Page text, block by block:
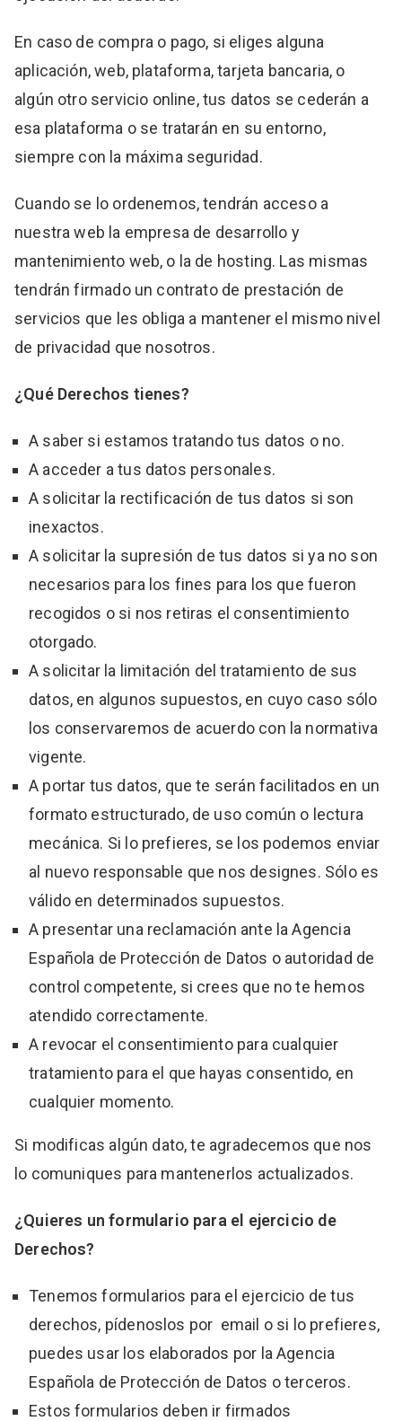
En caso de compra o pago, si eliges alguna
aplicación, web, plataforma, tarjeta bancaria, o
algún otro servicio online, tus datos se cederán a
esa plataforma o se tratarán en su entorno,
siempre con la máxima seguridad.
Cuando se lo ordenemos, tendrán acceso a
nuestra web la empresa de desarrollo y
mantenimiento web, o la de hosting. Las mismas
tendrán firmado un contrato de prestación de
servicios que les obliga a mantener el mismo nivel
de privacidad que nosotros.
¿Qué Derechos tienes?
A saber si estamos tratando tus datos o no.
A acceder a tus datos personales.
A solicitar la rectificación de tus datos si son
inexactos.
A solicitar la supresión de tus datos si ya no son
necesarios para los fines para los que fueron
recogidos o si nos retiras el consentimiento
otorgado.
A solicitar la limitación del tratamiento de sus
datos, en algunos supuestos, en cuyo caso sólo
los conservaremos de acuerdo con la normativa
vigente.
A portar tus datos, que te serán facilitados en un
formato estructurado, de uso común o lectura
mecánica. Si lo prefieres, se los podemos enviar
al nuevo responsable que nos designes. Sólo es
válido en determinados supuestos.
A presentar una reclamación ante la Agencia
Española de Protección de Datos o autoridad de
control competente, si crees que no te hemos
atendido correctamente.
A revocar el consentimiento para cualquier
tratamiento para el que hayas consentido, en
cualquier momento.
Si modificas algún dato, te agradecemos que nos
lo comuniques para mantenerlos actualizados.
¿Quieres un formulario para el ejercicio de
Derechos?
Tenemos formularios para el ejercicio de tus
derechos, pídenoslos por email o si lo prefieres,
puedes usar los elaborados por la Agencia
Española de Protección de Datos o terceros.
Estos formularios deben ir firmados